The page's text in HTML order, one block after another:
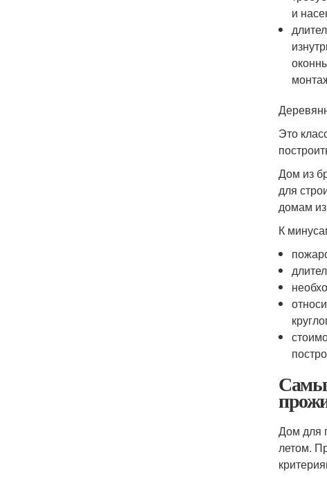
и
Это
Дом из
для
домам
К
Дом для
летом.